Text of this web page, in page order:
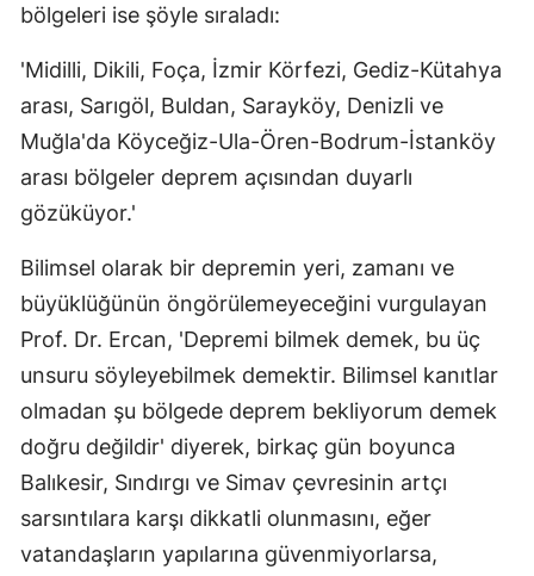
bölgeleri ise şöyle sıraladı:
'Midilli, Dikili, Foça, İzmir Körfezi, Gediz-Kütahya
arası, Sarıgöl, Buldan, Sarayköy, Denizli ve
Muğla'da Köyceğiz-Ula-Ören-Bodrum-İstanköy
arası bölgeler deprem açısından duyarlı
gözüküyor.'
Bilimsel olarak bir depremin yeri, zamanı ve
büyüklüğünün öngörülemeyeceğini vurgulayan
Prof. Dr. Ercan, 'Depremi bilmek demek, bu üç
unsuru söyleyebilmek demektir. Bilimsel kanıtlar
olmadan şu bölgede deprem bekliyorum demek
doğru değildir' diyerek, birkaç gün boyunca
Balıkesir, Sındırgı ve Simav çevresinin artçı
sarsıntılara karşı dikkatli olunmasını, eğer
vatandaşların yapılarına güvenmiyorlarsa,